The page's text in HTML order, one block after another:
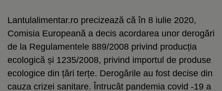
Lantulalimentar.ro precizează că în 8 iulie 2020,
Comisia Europeană a decis acordarea unor derogări
de la Regulamentele 889/2008 privind producția
ecologică și 1235/2008, privind importul de produse
ecologice din țări terțe. Derogările au fost decise din
cauza crizei sanitare. Întrucât pandemia covid -19 a